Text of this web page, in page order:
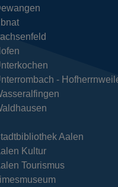
-
Aalen
Kultur
Tourismus